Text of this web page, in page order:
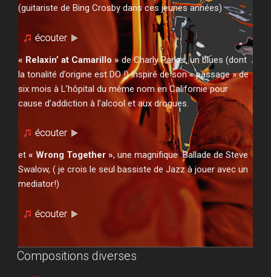
(guitariste de Bing Crosby dans ces jeunes années)
« Relaxin’ at Camarillo »de Charly Parker, un blues (dont
la tonalité d’origine est DO !) inspiré de son « passage » de
six mois à L’hôpital du même nom en Californie pour
cause d’addiction à l’alcool et aux drogues.
et « Wrong Together », une magnifique Ballade de Steve
Swalow, ( je crois le seul bassiste de Jazz à jouer avec un
mediator!)
Compositions diverses